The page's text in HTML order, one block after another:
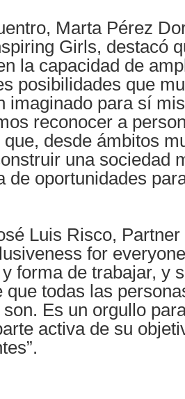
Marta Pérez
Girls, destacó
la capacidad de
posibilidades que
imaginado para sí
reconocer a
desde ámbitos
una sociedad
de oportunidades
Luis Risco,
for
forma de trabajar, y
que todas las
Es un orgullo
activa de su